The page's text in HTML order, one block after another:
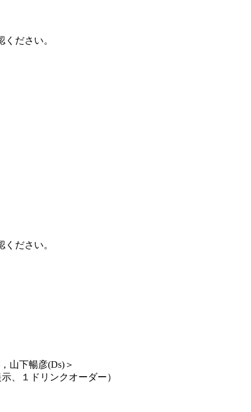
ください。
ください。
山下暢彦(Ds)＞
、１ドリンクオーダー）